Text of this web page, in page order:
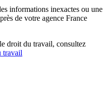
informations inexactes ou une
de votre agence France
droit du travail, consultez
travail